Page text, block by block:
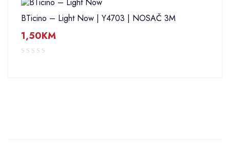
BTicino – Light Now | Y4703 | NOSAČ 3M
1,50KM